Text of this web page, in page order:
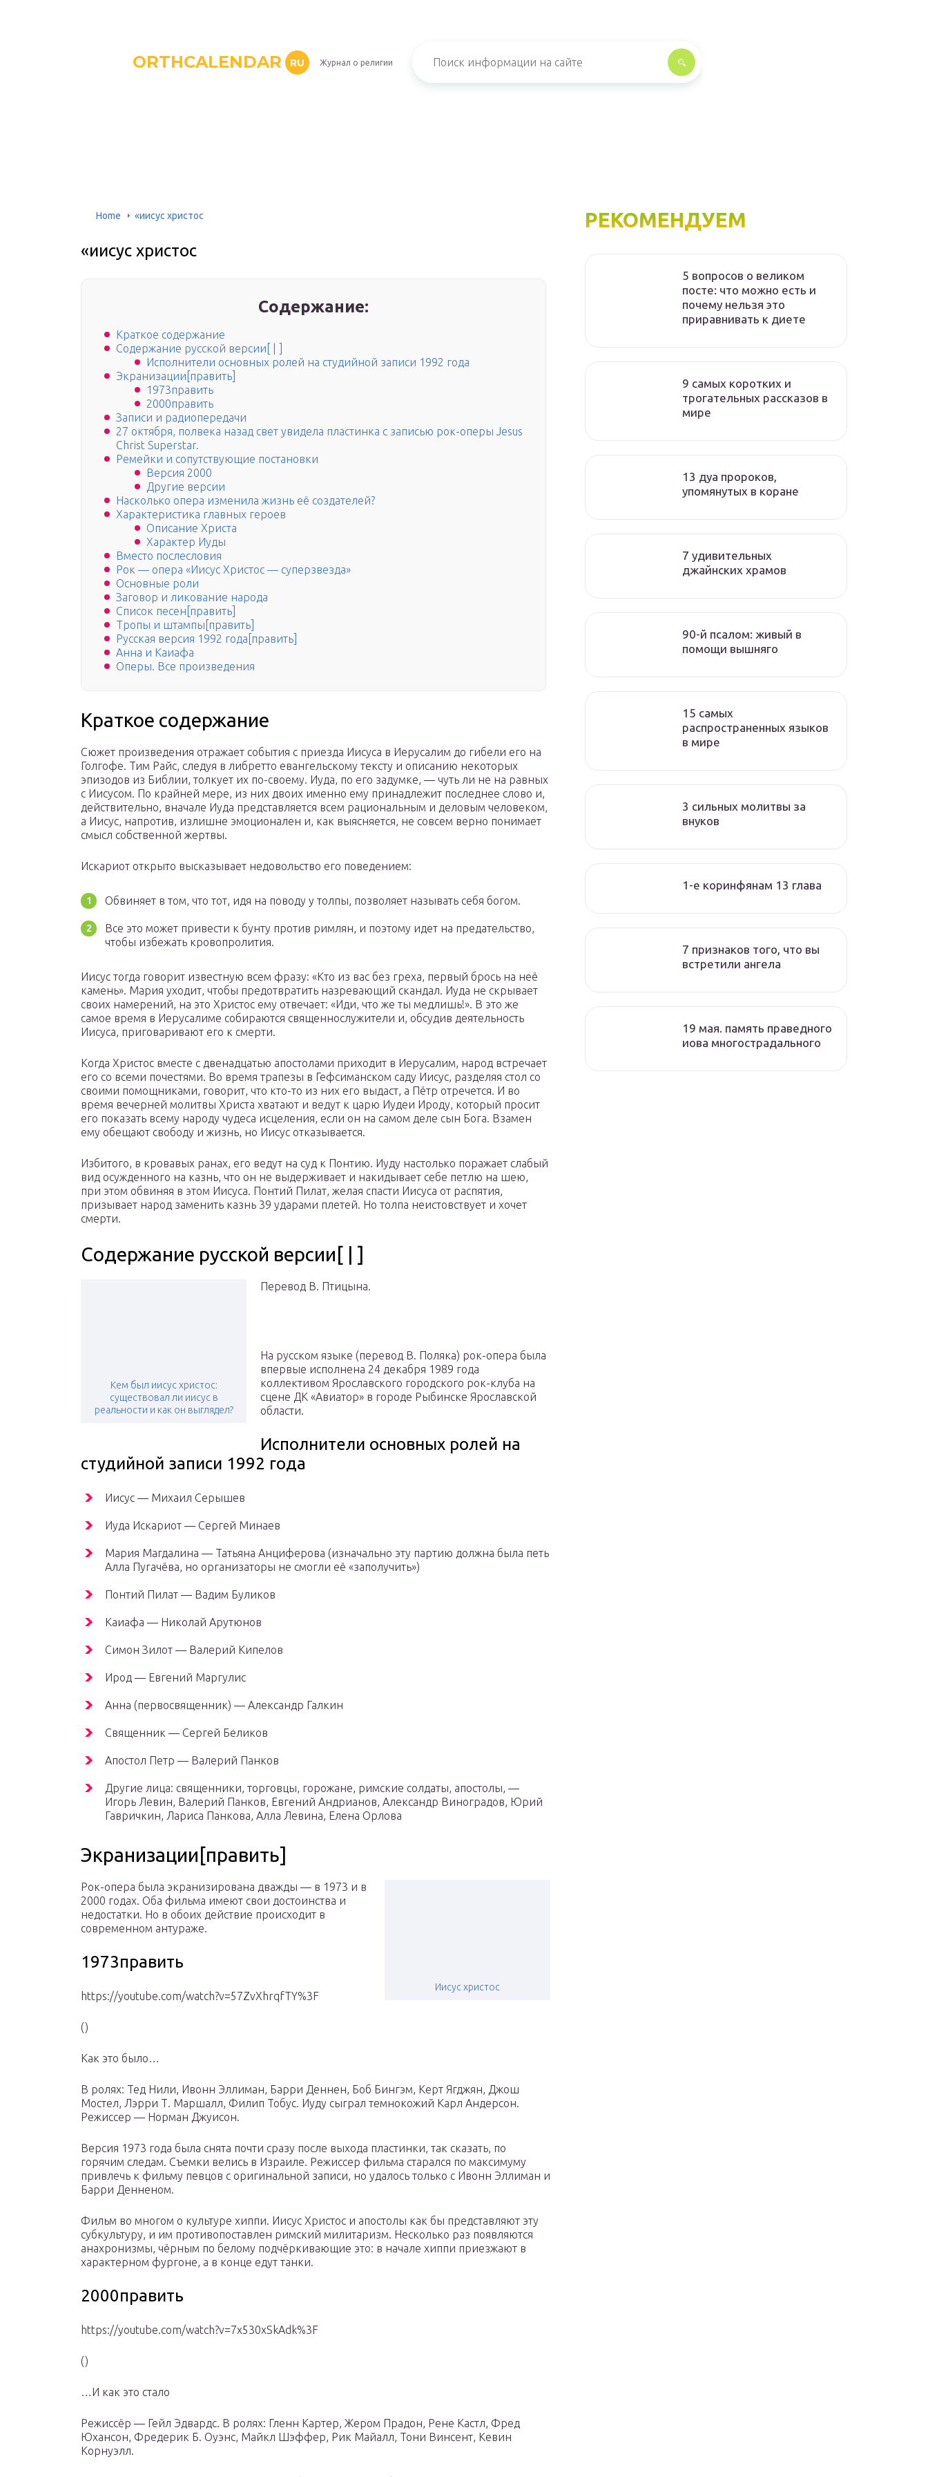
ORTHCALENDAR RU Журнал о религии
Home «иисус христос
«иисус христос
Содержание:
Краткое содержание
Содержание русской версии[ | ]
Исполнители основных ролей на студийной записи 1992 года
Экранизации[править]
1973править
2000править
Записи и радиопередачи
27 октября, полвека назад свет увидела пластинка с записью рок-оперы Jesus
Christ Superstar.
Ремейки и сопутствующие постановки
Версия 2000
Другие версии
Насколько опера изменила жизнь её создателей?
Характеристика главных героев
Описание Христа
Характер Иуды
Вместо послесловия
Рок — опера «Иисус Христос — суперзвезда»
Основные роли
Заговор и ликование народа
Список песен[править]
Тропы и штампы[править]
Русская версия 1992 года[править]
Анна и Каиафа
Оперы. Все произведения
Краткое содержание
Сюжет произведения отражает события с приезда Иисуса в Иерусалим до гибели его на
Голгофе. Тим Райс, следуя в либретто евангельскому тексту и описанию некоторых
эпизодов из Библии, толкует их по-своему. Иуда, по его задумке, — чуть ли не на равных
с Иисусом. По крайней мере, из них двоих именно ему принадлежит последнее слово и,
действительно, вначале Иуда представляется всем рациональным и деловым человеком,
а Иисус, напротив, излишне эмоционален и, как выясняется, не совсем верно понимает
смысл собственной жертвы.
Искариот открыто высказывает недовольство его поведением:
Обвиняет в том, что тот, идя на поводу у толпы, позволяет называть себя богом.
Все это может привести к бунту против римлян, и поэтому идет на предательство,
чтобы избежать кровопролития.
Иисус тогда говорит известную всем фразу: «Кто из вас без греха, первый брось на неё
камень». Мария уходит, чтобы предотвратить назревающий скандал. Иуда не скрывает
своих намерений, на это Христос ему отвечает: «Иди, что же ты медлишь!». В это же
самое время в Иерусалиме собираются священнослужители и, обсудив деятельность
Иисуса, приговаривают его к смерти.
Когда Христос вместе с двенадцатью апостолами приходит в Иерусалим, народ встречает
его со всеми почестями. Во время трапезы в Гефсиманском саду Иисус, разделяя стол со
своими помощниками, говорит, что кто-то из них его выдаст, а Пётр отречется. И во
время вечерней молитвы Христа хватают и ведут к царю Иудеи Ироду, который просит
его показать всему народу чудеса исцеления, если он на самом деле сын Бога. Взамен
ему обещают свободу и жизнь, но Иисус отказывается.
Избитого, в кровавых ранах, его ведут на суд к Понтию. Иуду настолько поражает слабый
вид осужденного на казнь, что он не выдерживает и накидывает себе петлю на шею,
при этом обвиняя в этом Иисуса. Понтий Пилат, желая спасти Иисуса от распятия,
призывает народ заменить казнь 39 ударами плетей. Но толпа неистовствует и хочет
смерти.
Содержание русской версии[ | ]
Кем был иисус христос:
существовал ли иисус в
реальности и как он выглядел?
Перевод В. Птицына.
На русском языке (перевод В. Поляка) рок-опера была
впервые исполнена 24 декабря 1989 года
коллективом Ярославского городского рок-клуба на
сцене ДК «Авиатор» в городе Рыбинске Ярославской
области.
Исполнители основных ролей на
студийной записи 1992 года
Иисус — Михаил Серышев
Иуда Искариот — Сергей Минаев
Мария Магдалина — Татьяна Анциферова (изначально эту партию должна была петь
Алла Пугачёва, но организаторы не смогли её «заполучить»)
Понтий Пилат — Вадим Буликов
Каиафа — Николай Арутюнов
Симон Зилот — Валерий Кипелов
Ирод — Евгений Маргулис
Анна (первосвященник) — Александр Галкин
Священник — Сергей Беликов
Апостол Петр — Валерий Панков
Другие лица: священники, торговцы, горожане, римские солдаты, апостолы, —
Игорь Левин, Валерий Панков, Евгений Андрианов, Александр Виноградов, Юрий
Гавричкин, Лариса Панкова, Алла Левина, Елена Орлова
Экранизации[править]
Иисус христос
Рок-опера была экранизирована дважды — в 1973 и в
2000 годах. Оба фильма имеют свои достоинства и
недостатки. Но в обоих действие происходит в
современном антураже.
1973править
https://youtube.com/watch?v=57ZvXhrqfTY%3F
()
Как это было…
В ролях: Тед Нили, Ивонн Эллиман, Барри Деннен, Боб Бингэм, Керт Ягджян, Джош
Мостел, Лэрри Т. Маршалл, Филип Тобус. Иуду сыграл темнокожий Карл Андерсон.
Режиссер — Норман Джуисон.
Версия 1973 года была снята почти сразу после выхода пластинки, так сказать, по
горячим следам. Съемки велись в Израиле. Режиссер фильма старался по максимуму
привлечь к фильму певцов с оригинальной записи, но удалось только с Ивонн Эллиман и
Барри Денненом.
Фильм во многом о культуре хиппи. Иисус Христос и апостолы как бы представляют эту
субкультуру, и им противопоставлен римский милитаризм. Несколько раз появляются
анахронизмы, чёрным по белому подчёркивающие это: в начале хиппи приезжают в
характерном фургоне, а в конце едут танки.
2000править
https://youtube.com/watch?v=7x530xSkAdk%3F
()
…И как это стало
Режиссёр — Гейл Эдвардс. В ролях: Гленн Картер, Жером Прадон, Рене Кастл, Фред
Юхансон, Фредерик Б. Оуэнс, Майкл Шэффер, Рик Майалл, Тони Винсент, Кевин
Корнуэлл.
РЕКОМЕНДУЕМ
5 вопросов о великом
посте: что можно есть и
почему нельзя это
приравнивать к диете
9 cамых коротких и
трогательных рассказов в
мире
13 дуа пророков,
упомянутых в коране
7 удивительных
джайнских храмов
90-й псалом: живый в
помощи вышняго
15 самых
распространенных языков
в мире
3 сильных молитвы за
внуков
1-е коринфянам 13 глава
7 признаков того, что вы
встретили ангела
19 мая. память праведного
иова многострадального